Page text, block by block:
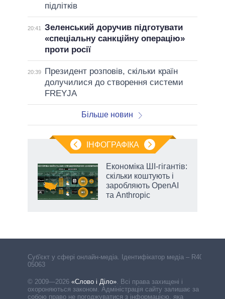
підлітків
20:41
Зеленський доручив підготувати
«спеціальну санкційну операцію»
проти росії
20:39
Президент розповів, скільки країн
долучилися до створення системи
FREYJA
Більше новин
ІНФОГРАФІКА
Економіка ШІ-гігантів:
скільки коштують і
заробляють OpenAI
та Anthropic
Cуб'єкт у сфері онлайн-медіа. Ідентифікатор медіа – R40-
05063
© 2009—2026 «Слово і Діло»
Всі права захищені і
охороняються законом. Адміністрація сайту залишає за
собою право не погоджуватися з інформацією, яка